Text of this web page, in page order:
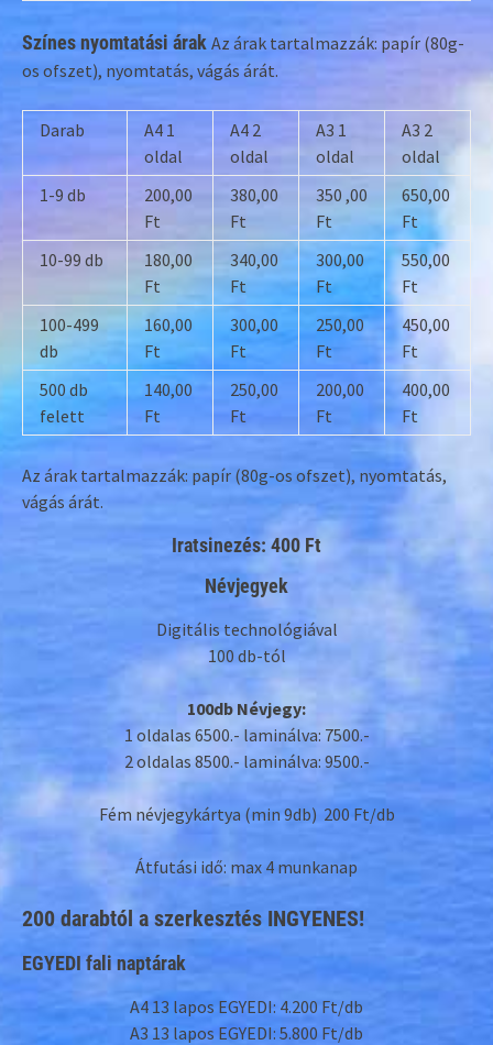
Színes nyomtatási árak Az árak tartalmazzák: papír (80g-
os ofszet), nyomtatás, vágás árát.
Darab
A4 1
oldal
A4 2
oldal
A3 1
oldal
A3 2
oldal
1-9 db
200,00
Ft
380,00
Ft
350 ,00
Ft
650,00
Ft
10-99 db
180,00
Ft
340,00
Ft
300,00
Ft
550,00
Ft
100-499
db
160,00
Ft
300,00
Ft
250,00
Ft
450,00
Ft
500 db
felett
140,00
Ft
250,00
Ft
200,00
Ft
400,00
Ft
Az árak tartalmazzák: papír (80g-os ofszet), nyomtatás,
vágás árát.
Iratsinezés: 400 Ft
Névjegyek
Digitális technológiával
100 db-tól
100db Névjegy:
1 oldalas 6500.- laminálva: 7500.-
2 oldalas 8500.- laminálva: 9500.-
Fém névjegykártya (min 9db) 200 Ft/db
Átfutási idő: max 4 munkanap
200 darabtól a szerkesztés INGYENES!
EGYEDI fali naptárak
A4 13 lapos EGYEDI: 4.200 Ft/db
A3 13 lapos EGYEDI: 5.800 Ft/db